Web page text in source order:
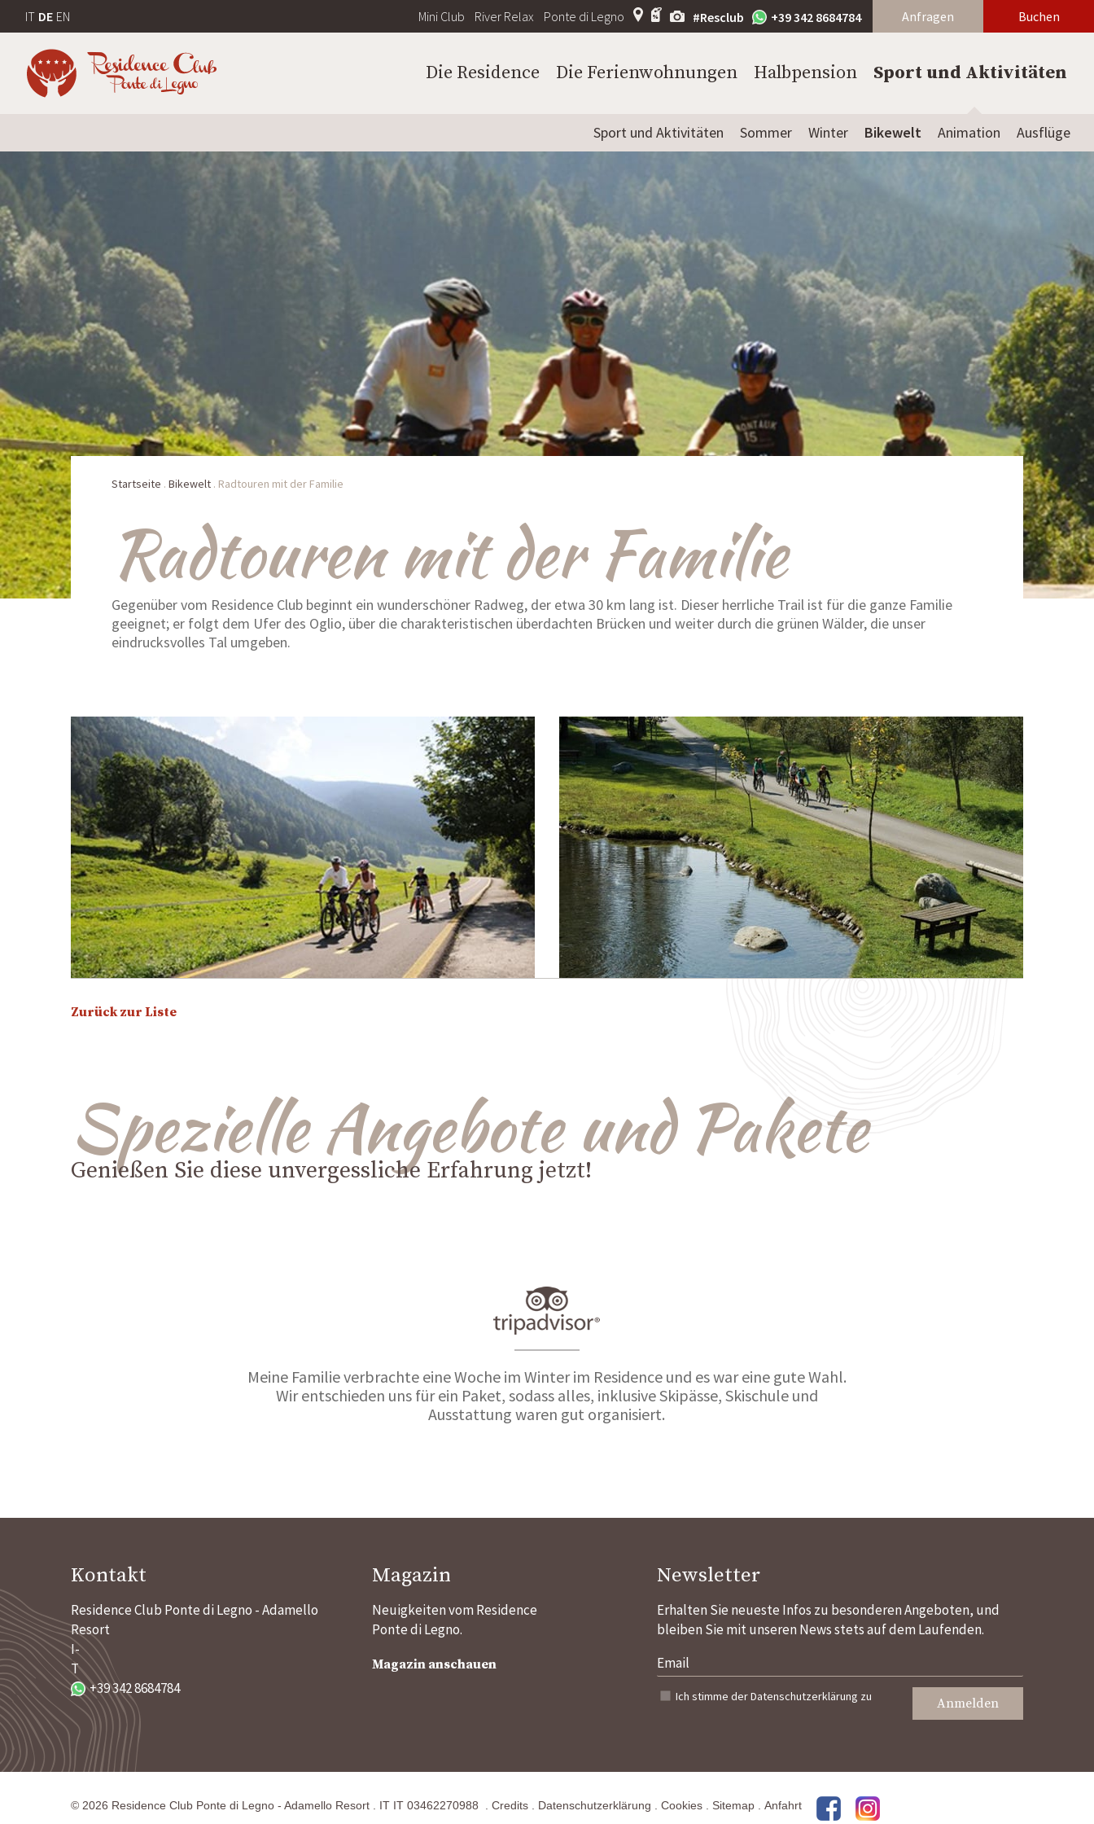
IT DE EN Mini Club River Relax Ponte di Legno #Resclub +39 342 8684784 Anfragen Buchen
Die Residence Die Ferienwohnungen Halbpension Sport und Aktivitäten
Sport und Aktivitäten Sommer Winter Bikewelt Animation Ausflüge
Startseite . Bikewelt . Radtouren mit der Familie
Radtouren mit der Familie
Gegenüber vom Residence Club beginnt ein wunderschöner Radweg, der etwa 30 km lang ist. Dieser herrliche Trail ist für die ganze Familie
geeignet; er folgt dem Ufer des Oglio, über die charakteristischen überdachten Brücken und weiter durch die grünen Wälder, die unser
eindrucksvolles Tal umgeben.
Zurück zur Liste
Spezielle Angebote und Pakete
Genießen Sie diese unvergessliche Erfahrung jetzt!
Meine Familie verbrachte eine Woche im Winter im Residence und es war eine gute Wahl.
Wir entschieden uns für ein Paket, sodass alles, inklusive Skipässe, Skischule und
Ausstattung waren gut organisiert.
Kontakt
Residence Club Ponte di Legno - Adamello
Resort
I-
T
+39 342 8684784
Magazin
Neuigkeiten vom Residence
Ponte di Legno.
Magazin anschauen
Newsletter
Erhalten Sie neueste Infos zu besonderen Angeboten, und
bleiben Sie mit unseren News stets auf dem Laufenden.
Ich stimme derDatenschutzerklärung zu Anmelden
© 2026 Residence Club Ponte di Legno - Adamello Resort IT IT 03462270988 Credits Datenschutzerklärung Cookies Sitemap Anfahrt